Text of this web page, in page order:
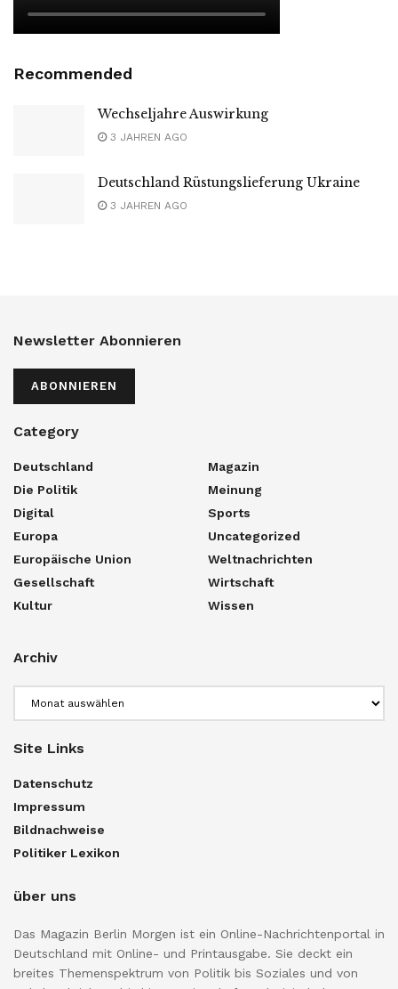
Recommended
Wechseljahre Auswirkung
3 JAHREN AGO
Deutschland Rüstungslieferung Ukraine
3 JAHREN AGO
Newsletter Abonnieren
ABONNIEREN
Category
Deutschland
Die Politik
Digital
Europa
Europäische Union
Gesellschaft
Kultur
Magazin
Meinung
Sports
Uncategorized
Weltnachrichten
Wirtschaft
Wissen
Archiv
Site Links
Datenschutz
Impressum
Bildnachweise
Politiker Lexikon
über uns
Das Magazin Berlin Morgen ist ein Online-Nachrichtenportal in
Deutschland mit Online- und Printausgabe. Sie deckt ein
breites Themenspektrum von Politik bis Soziales und von